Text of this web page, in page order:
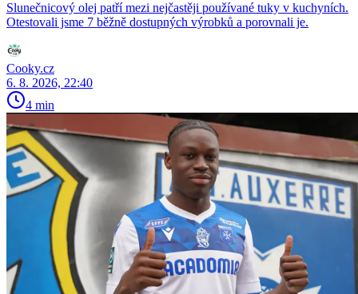
Slunečnicový olej patří mezi nejčastěji používané tuky v kuchyních.
Otestovali jsme 7 běžně dostupných výrobků a porovnali je.
Cooky.cz
6. 8. 2026, 22:40
4 min